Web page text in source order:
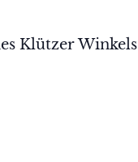
Klützer Winkels